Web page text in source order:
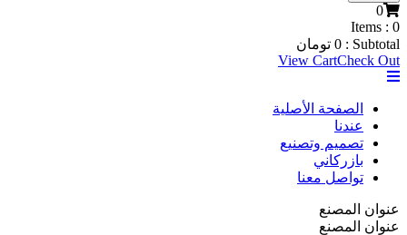
0
Items : 0
Subtotal :
0 تومان
View CartCheck Out
الصفحة الأصلية
عندنا
تصميم وتصنيع
بازركاني
تواصل معنا
عنوان المصنع
عنوان المصنع